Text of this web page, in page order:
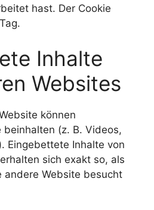
hast. Der Cookie
Inhalte
Websites
können
(z. B. Videos,
Eingebettete Inhalte von
sich exakt so, als
andere Website besucht